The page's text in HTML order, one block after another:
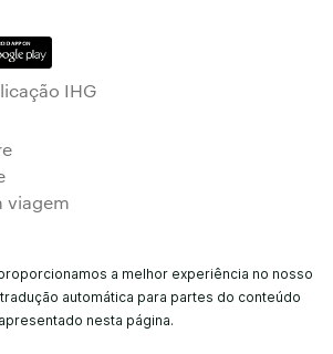
IHG
viagem
a melhor experiência no nosso
automática para partes do conteúdo
apresentado nesta página.